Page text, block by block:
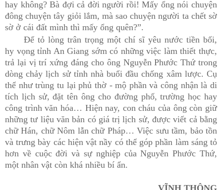
hay không? Bà đợi cả đời người rồi! Mấy ổng nói chuyện
đông chuyện tây giỏi lắm, mà sao chuyện người ta chết sờ
sờ ở cái đất mình thì mấy ổng quên?”.
Để tỏ lòng trân trọng một chí sĩ yêu nước tiền bối,
hy vọng tỉnh An Giang sớm có những việc làm thiết thực,
trả lại vị trí xứng đáng cho ông Nguyễn Phước Thứ trong
dòng chảy lịch sử tỉnh nhà buổi đầu chống xâm lược. Cụ
thể như trùng tu lại phủ thờ - mộ phần và công nhận là di
tích lịch sử, đặt tên ông cho đường phố, trường học hay
công trình văn hóa… Hiện nay, con cháu của ông còn giữ
những tư liệu văn bản có giá trị lịch sử, được viết cả bằng
chữ Hán, chữ Nôm lẫn chữ Pháp… Việc sưu tầm, bảo tồn
và trưng bày các hiện vật nầy có thể góp phần làm sáng tỏ
hơn về cuộc đời và sự nghiệp của Nguyễn Phước Thứ,
một nhân vật còn khá nhiều bí ẩn.